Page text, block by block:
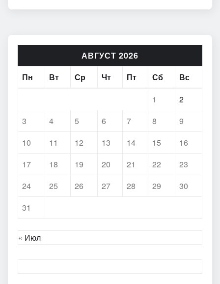
АВГУСТ 2026
Пн
Вт Ср Чт Пт Сб
Вс
1
2
3
4 5 6 7 8
9
10
11 12 13 14 15
16
17
18 19 20 21 22
23
24
25 26 27 28 29
30
31
« Июл